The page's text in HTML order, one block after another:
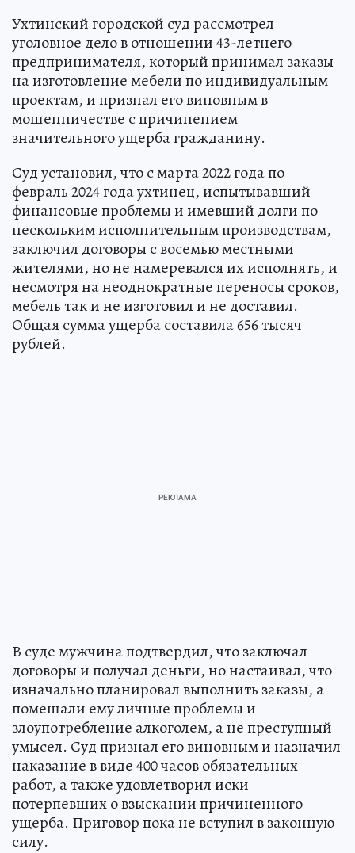
Ухтинский городской суд рассмотрел
уголовное дело в отношении 43-летнего
предпринимателя, который принимал заказы
на изготовление мебели по индивидуальным
проектам, и признал его виновным в
мошенничестве с причинением
значительного ущерба гражданину.
Суд установил, что с марта 2022 года по
февраль 2024 года ухтинец, испытывавший
финансовые проблемы и имевший долги по
нескольким исполнительным производствам,
заключил договоры с восемью местными
жителями, но не намеревался их исполнять, и
несмотря на неоднократные переносы сроков,
мебель так и не изготовил и не доставил.
Общая сумма ущерба составила 656 тысяч
рублей.
В суде мужчина подтвердил, что заключал
договоры и получал деньги, но настаивал, что
изначально планировал выполнить заказы, а
помешали ему личные проблемы и
злоупотребление алкоголем, а не преступный
умысел. Суд признал его виновным и назначил
наказание в виде 400 часов обязательных
работ, а также удовлетворил иски
потерпевших о взыскании причиненного
ущерба. Приговор пока не вступил в законную
силу.